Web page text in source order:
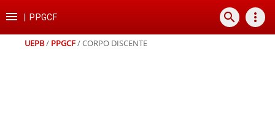
para
conteúdo
para
para
para
rodapé
 PPGCF search more_vert
UEPB/ PPGCF/CORPO DISCENTE